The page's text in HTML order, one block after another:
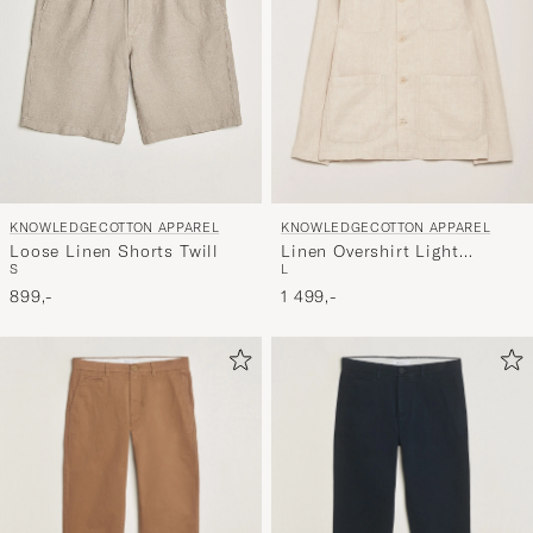
udvalg
til
dig.
KNOWLEDGECOTTON APPAREL
Loose Linen Shorts Twill
S
899,-
KNOWLEDGECOTTON APPAREL
Linen Overshirt Light
Feather Grey
L
1 499,-